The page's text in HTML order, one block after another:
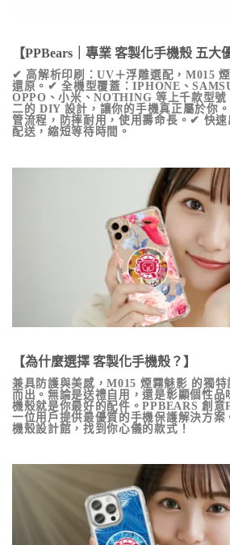
【PPBears｜專業 客製化手機殼 五大
✔ 高解析印刷：UV＋浮雕選配， M015
還原。✔ 全機型覆蓋：IPHONE、
OPPO、小米、NOTHING 等上千款型
二的 DIY 設計，讓你的手機真正屬於你
管流程，防摔耐用，使用壽命長。✔ 快
配送，縮短等待時間。
【為什麼選擇 客製化手機殼？】
兼具防護與美感，M015 煙霧魅影 的獨特
而出。無論是送禮自用，還是彰顯個性品
機殼就是你最好的配件。PPBEARS 創意
一位用戶提供最優質的手機保護解決方案
機殼設計館，找到你心儀的款式！